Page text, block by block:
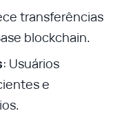
transferências
blockchain.
: Usuários
e